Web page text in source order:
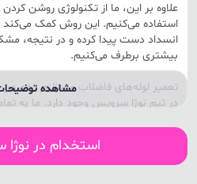
علاوه بر این، ما از تکنولوژی روشن کردن
استفاده می‌کنیم. این روش کمک
انسداد دست پیدا کرده و در نتیجه،
بیشتری برطرف می‌کنیم.
تعمیر لوله‌های فاضلاب مستلزم تخصص
در تیم نوژا سرویس وجود دارد. ما به
با تماس گرفتن با نوژا سرویس، خدمات
مشاهده
استخدام در